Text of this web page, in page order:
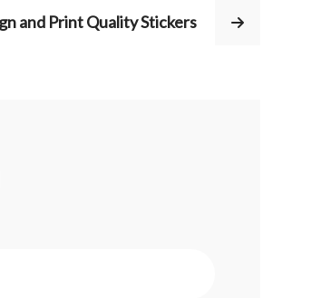
and Print Quality Stickers